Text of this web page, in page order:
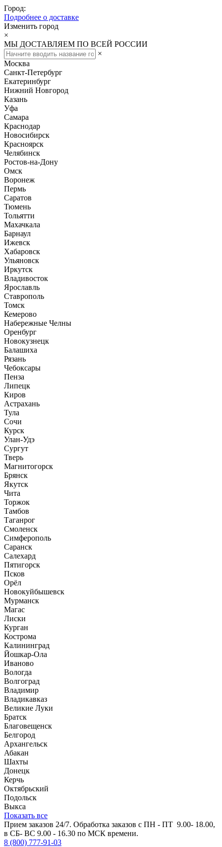
Город:
Подробнее о доставке
Изменить город
×
МЫ ДОСТАВЛЯЕМ ПО ВСЕЙ РОССИИ
×
Москва
Санкт-Петербург
Екатеринбург
Нижний Новгород
Казань
Уфа
Самара
Краснодар
Новосибирск
Красноярск
Челябинск
Ростов-на-Дону
Омск
Воронеж
Пермь
Саратов
Тюмень
Тольятти
Махачкала
Барнаул
Ижевск
Хабаровск
Ульяновск
Иркутск
Владивосток
Ярославль
Ставрополь
Томск
Кемерово
Набережные Челны
Оренбург
Новокузнецк
Балашиха
Рязань
Чебоксары
Пенза
Липецк
Киров
Астрахань
Тула
Сочи
Курск
Улан-Удэ
Сургут
Тверь
Магнитогорск
Брянск
Якутск
Чита
Торжок
Тамбов
Таганрог
Смоленск
Симферополь
Саранск
Салехард
Пятигорск
Псков
Орёл
Новокуйбышевск
Мурманск
Магас
Лиски
Курган
Кострома
Калининград
Йошкар-Ола
Иваново
Вологда
Волгоград
Владимир
Владикавказ
Великие Луки
Братск
Благовещенск
Белгород
Архангельск
Абакан
Шахты
Донецк
Керчь
Октябрьский
Подольск
Выкса
Показать все
Прием заказов 24/7. Обработка заказов с ПН - ПТ 9.00- 18.00,
в СБ- ВС 9.00 - 16.30 по МСК времени.
8 (800) 777-91-03